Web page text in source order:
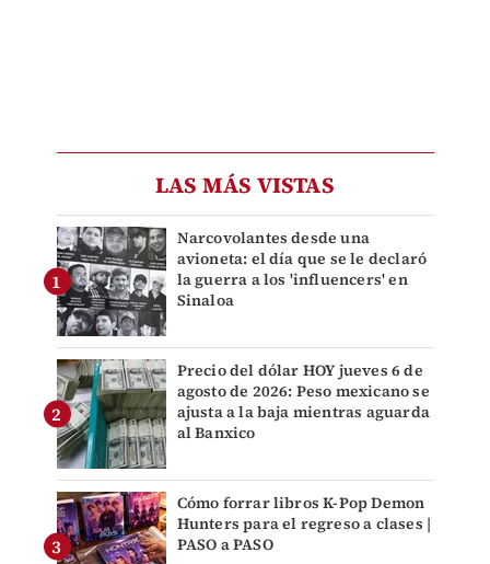
LAS MÁS VISTAS
Narcovolantes desde una
avioneta: el día que se le declaró
la guerra a los 'influencers' en
Sinaloa
Precio del dólar HOY jueves 6 de
agosto de 2026: Peso mexicano se
ajusta a la baja mientras aguarda
al Banxico
Cómo forrar libros K-Pop Demon
Hunters para el regreso a clases |
PASO a PASO